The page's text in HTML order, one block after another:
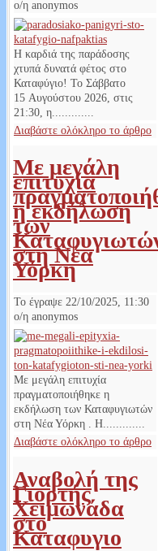
ο/η anonymos
Η καρδιά της παράδοσης
χτυπά δυνατά φέτος στο
Καταφύγιο! Το Σάββατο
15 Αυγούστου 2026, στις
21:30, η.............
Διαβάστε ολόκληρο το άρθρο
Με μεγάλη
επιτυχία
η εκδήλωση
των
στη Νέα
Υόρκη
Το έγραψε 22/10/2025, 11:30
ο/η anonymos
Με μεγάλη επιτυχία
πραγματοποιήθηκε η
εκδήλωση των Καταφυγιωτών
στη Νέα Υόρκη . Η.............
Διαβάστε ολόκληρο το άρθρο
Αναβολή της
Γιορτής
Χειμωνάδα
στο
Καταφυγιο